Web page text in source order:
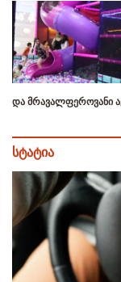
და მრავალფეროვანი
სტატია